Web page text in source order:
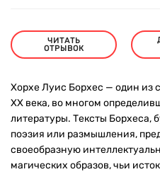
ЧИТАТЬ
ОТРЫВОК
Хорхе Луис Борхес — один из
ХХ века, во многом
литературы. Тексты Борхеса,
поэзия или размышления,
своеобразную
магических образов, чьи